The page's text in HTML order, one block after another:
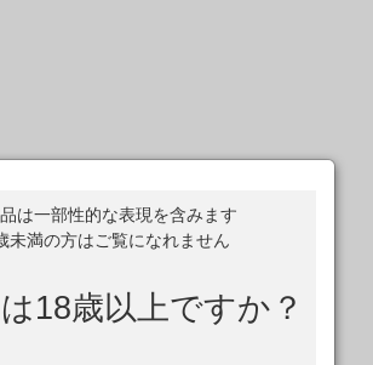
は一部性的な表現を含みます
未満の方はご覧になれません
18歳以上ですか？